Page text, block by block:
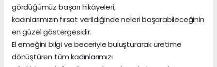
gördüğümüz başarı hikâyeleri,
kadınlarımızın fırsat verildiğinde neleri başarabileceğinin
en güzel göstergesidir.
El emeğini bilgi ve beceriyle buluşturarak üretime
dönüştüren tüm kadınlarımızı